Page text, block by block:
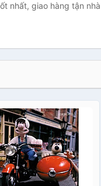
nhất, giao hàng tận